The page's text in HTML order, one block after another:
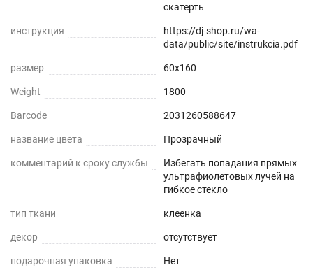
Звукопоглощение
Приглушает звон столовых приборов.
Долговечно
До 5 лет использования
Гипоаллергенно
Не желтеет со временем
скатерть
инструкция
https://dj-shop.ru/wa-
data/public/site/instrukcia.pdf
размер 60x160
Weight 1800
Barcode 2031260588647
название цвета Прозрачный
комментарий к сроку службы
Избегать попадания прямых
ультрафиолетовых лучей на
гибкое стекло
тип ткани клеенка
декор отсутствует
подарочная упаковка Нет